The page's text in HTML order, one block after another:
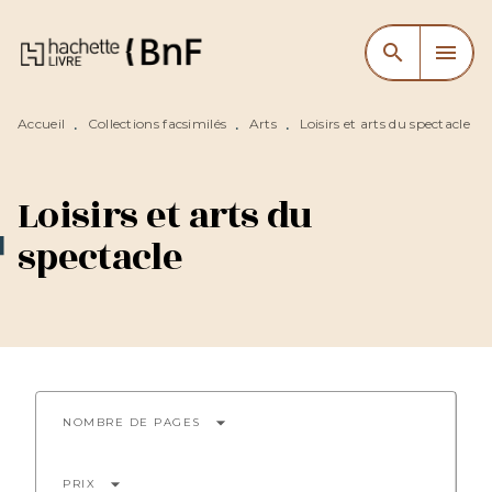
MENU RECHERCHE
CONTENU
search menu
Accueil • Collections facsimilés • Arts • Loisirs et arts du spectacle
Loisirs et arts du
spectacle
NOMBRE DE PAGES arrow_drop_down
PRIX arrow_drop_down